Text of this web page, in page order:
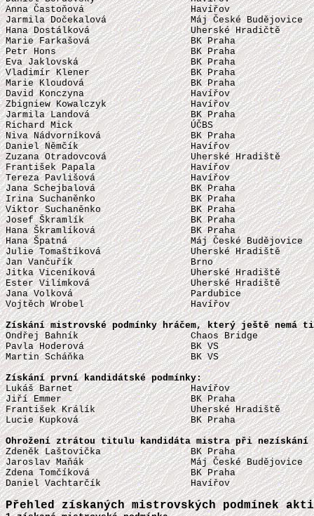
Anna Častoňová                   Havířov
Jarmila Dočekalová               Máj České Budějovice
Hana Dostálková                  Uherské Hradičtě
Marie Farkašová                  BK Praha
Petr Hons                        BK Praha
Eva Jaklovská                    BK Praha
Vladimír Klener                  BK Praha
Marie Kloudová                   BK Praha
David Konczyna                   Havířov
Zbigniew Kowalczyk               Havířov
Jarmila Landová                  BK Praha
Richard Mick                     ÚČBS
Niva Nádvorníková                BK Praha
Daniel Němčík                    Havířov
Zuzana Otradovcová               Uherské Hradiště
František Papala                 Havířov
Tereza Pavlišová                 Havířov
Jana Schejbalová                 BK Praha
Irina Suchaněnko                 BK Praha
Viktor Suchaněnko                BK Praha
Josef Škramlík                   BK Praha
Hana Škramlíková                 BK Praha
Hana Špatná                      Máj České Budějovice
Julie Tomaštíková                Uherské Hradiště
Jan Vančuřík                     Brno
Jitka Viceníková                 Uherské Hradiště
Ester Vilímková                  Uherské Hradiště
Jana Volková                     Pardubice
Vojtěch Wrobel                   Havířov
Získání mistrovské podmínky hráčem, který ještě
Ondřej Bahník                    Chaos Bridge
Pavla Hoderová                   BK VS
Martin Scháňka                   BK VS
Získání první kandidátské podmínky:
Lukáš Barnet                     Havířov
Jiří Emmer                       BK Praha
František Králík                 Uherské Hradiště
Lucie Kupková                    BK Praha
Ohrožení ztrátou titulu kandidáta mistra při nezískání
Zdeněk Laštovička                BK Praha
Jaroslav Maňák                   Máj České Budějovice
Zdena Tomčíková                  BK Praha
Daniel Vachtarčík                Havířov
Přehled získaných mistrovských podmínek